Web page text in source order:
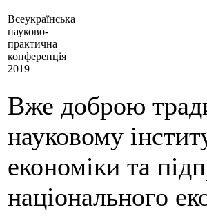
Всеукраїнська
науково-
практична
конференція
2019
Вже доброю
науковому
економіки та
національного